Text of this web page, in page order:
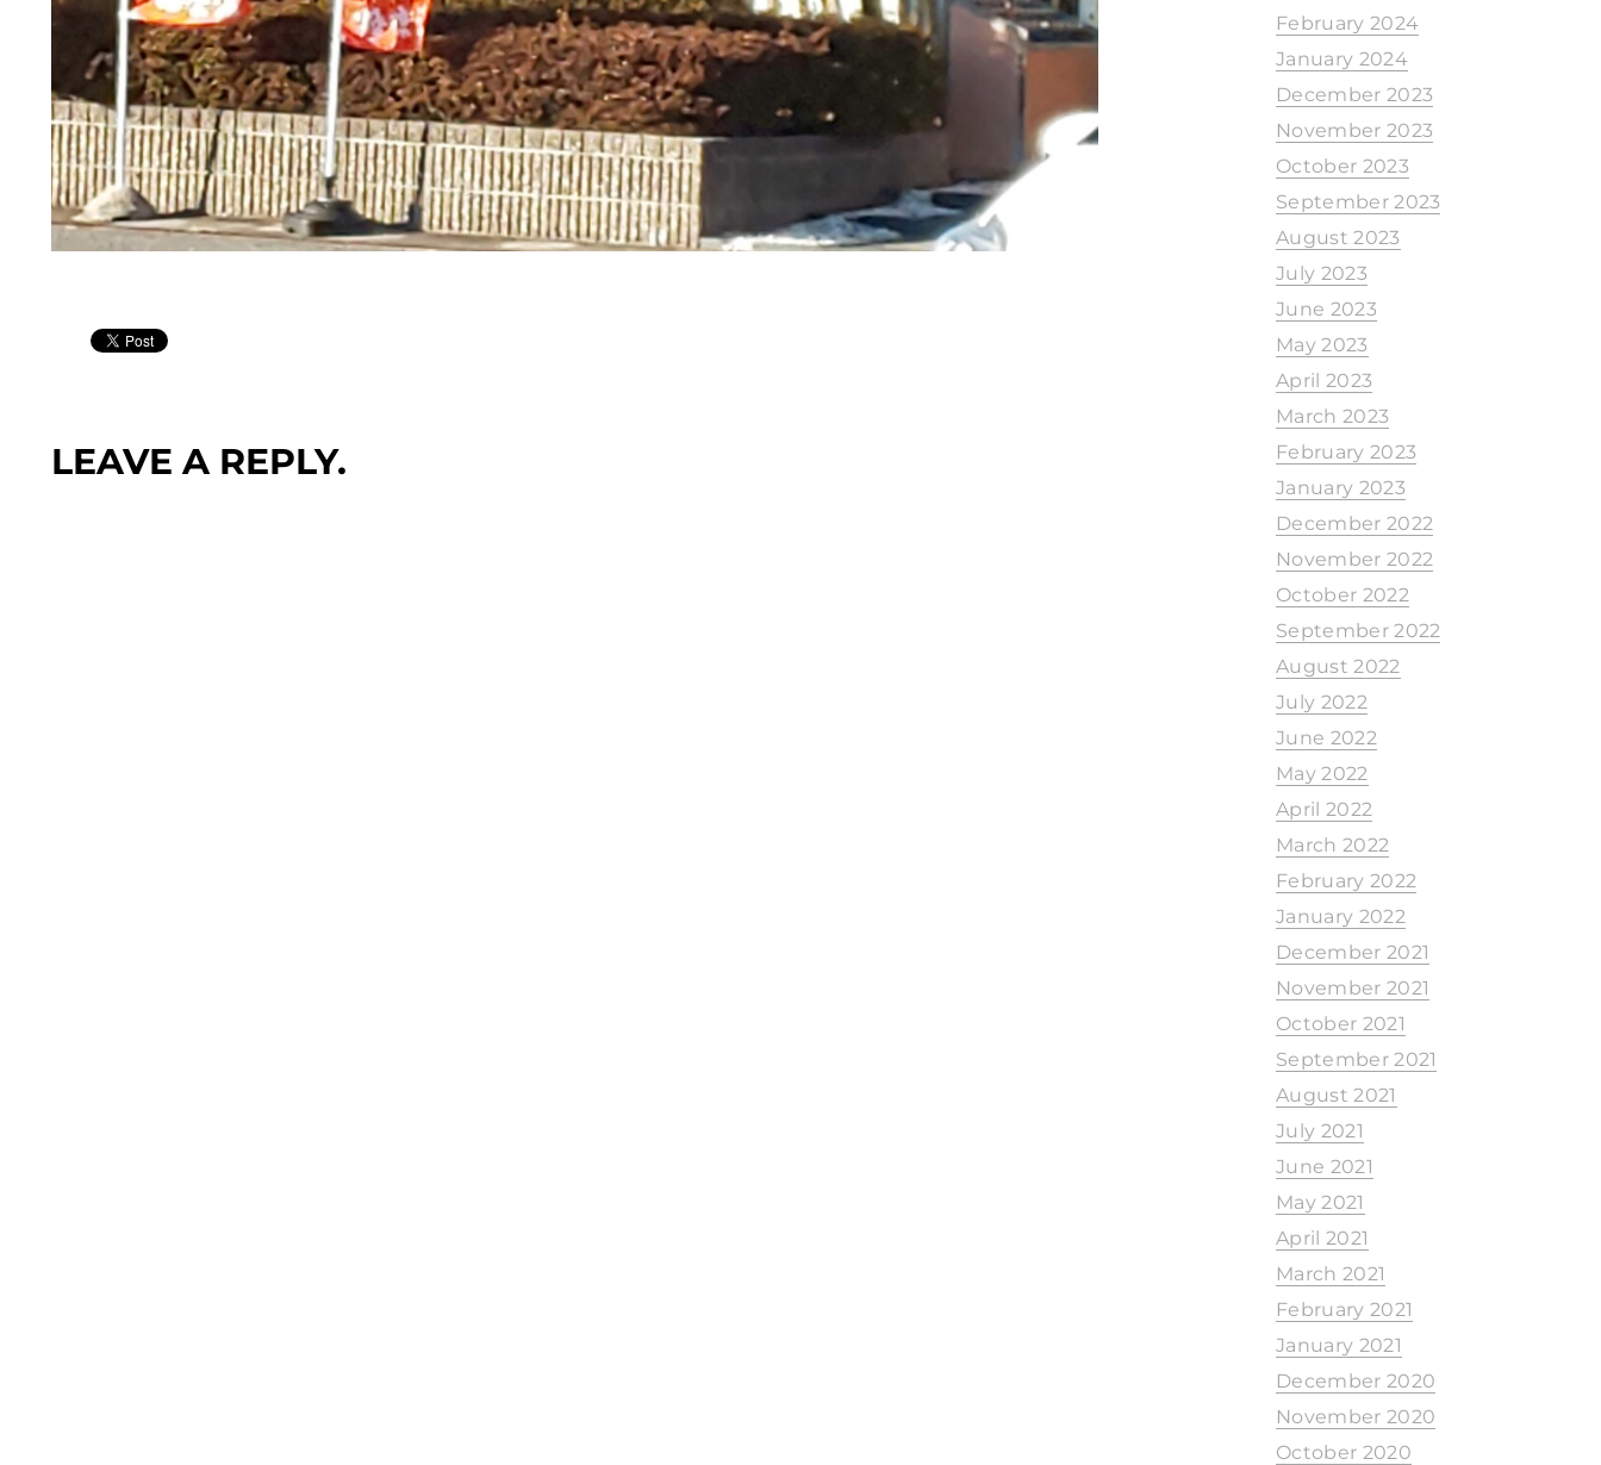
LEAVE A REPLY.
February 2024
January 2024
December 2023
November 2023
October 2023
September 2023
August 2023
July 2023
June 2023
May 2023
April 2023
March 2023
February 2023
January 2023
December 2022
November 2022
October 2022
September 2022
August 2022
July 2022
June 2022
May 2022
April 2022
March 2022
February 2022
January 2022
December 2021
November 2021
October 2021
September 2021
August 2021
July 2021
June 2021
May 2021
April 2021
March 2021
February 2021
January 2021
December 2020
November 2020
October 2020